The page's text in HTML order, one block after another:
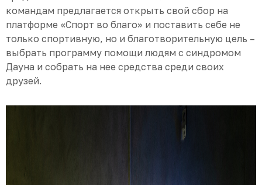
командам предлагается открыть свой сбор на
платформе «Спорт во благо» и поставить себе не
только спортивную, но и благотворительную цель –
выбрать программу помощи людям с синдромом
Дауна и собрать на нее средства среди своих
друзей.